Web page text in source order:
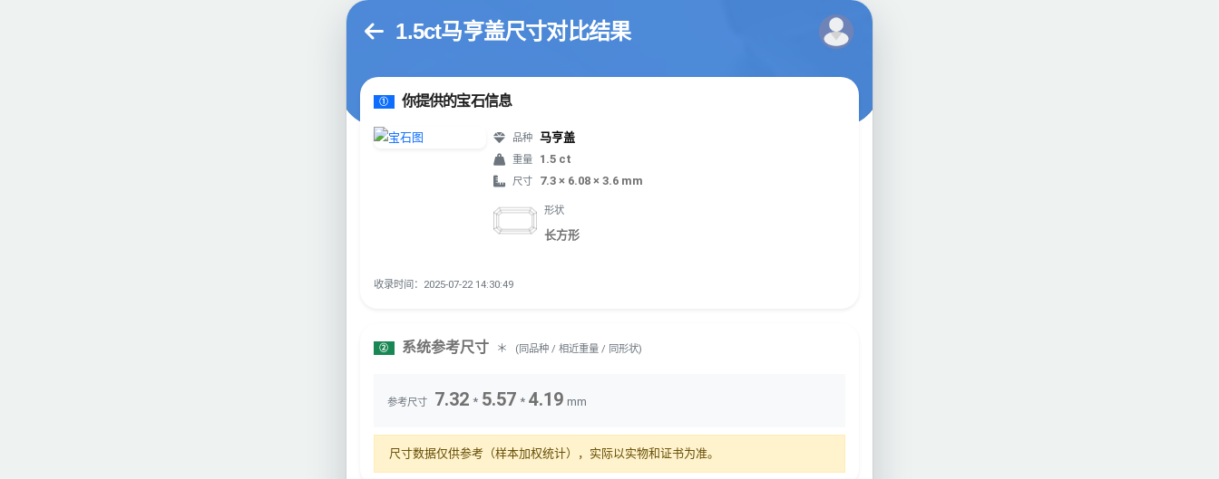
1.5ct马亨盖尺寸对比结果
① 你提供的宝石信息
品种 马亨盖
重量 1.5 ct
尺寸 7.3 × 6.08 × 3.6 mm
形状
长方形
收录时间：2025-07-22 14:30:49
② 系统参考尺寸 ＊ (同品种 / 相近重量 / 同形状)
参考尺寸 7.32 * 5.57 * 4.19 mm
尺寸数据仅供参考（样本加权统计），实际以实物和证书为准。